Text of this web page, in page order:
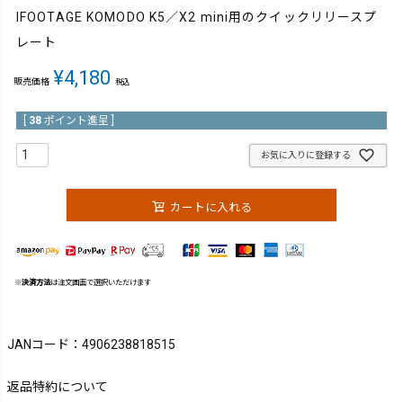
IFOOTAGE KOMODO K5／X2 mini用のクイックリリースプ
レート
販売価格 ¥4,180 税込
38 ポイント進呈 ]
お気に入りに登録する
カートに入れる
※決済方法は注文画面で選択いただけます
JANコード：4906238818515
返品特約について